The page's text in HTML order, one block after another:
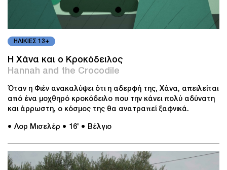
ΗΛΙΚΙΕΣ 13+
Η Χάνα και ο Κροκόδειλος
Hannah and the Crocodile
Όταν η Φιέν ανακαλύψει ότι η αδερφή της, Χάνα, απειλείται
από ένα μοχθηρό κροκόδειλο που την κάνει πολύ αδύνατη
και άρρωστη, ο κόσμος της θα ανατραπεί ξαφνικά.
● Λορ Μισελέρ ● 16' ● Βέλγιο